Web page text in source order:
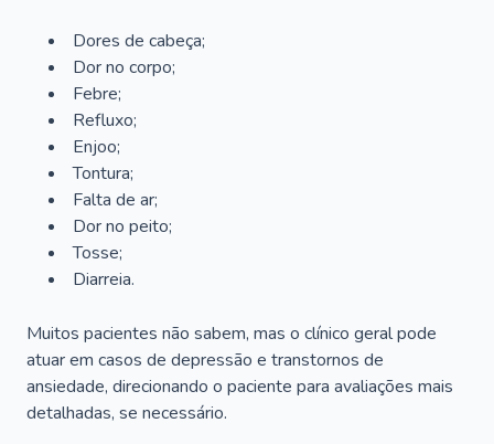
Dores de cabeça;
Dor no corpo;
Febre;
Refluxo;
Enjoo;
Tontura;
Falta de ar;
Dor no peito;
Tosse;
Diarreia.
Muitos pacientes não sabem, mas o clínico geral pode
atuar em casos de depressão e transtornos de
ansiedade, direcionando o paciente para avaliações mais
detalhadas, se necessário.